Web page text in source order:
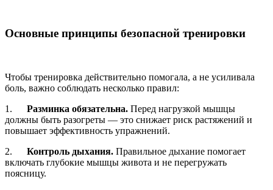
Основные принципы безопасной тренировки
Чтобы тренировка действительно помогала, а не усиливала
боль, важно соблюдать несколько правил:
1. Разминка обязательна. Перед нагрузкой мышцы
должны быть разогреты — это снижает риск растяжений и
повышает эффективность упражнений.
2. Контроль дыхания. Правильное дыхание помогает
включать глубокие мышцы живота и не перегружать
поясницу.